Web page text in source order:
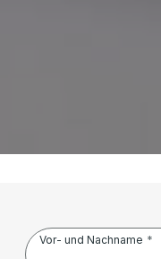
Vor- und Nachname